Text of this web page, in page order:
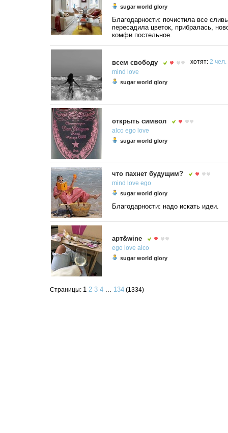
sugar world glory
Благодарности: почистила все
пересадила цветок, прибралась,
комфи постельное.
всем свободу хотят: 2 чел.
mind
love
sugar world glory
открыть символ
alco ego love
sugar world glory
что пахнет будущим?
mind love ego
sugar world glory
Благодарности: надо искать идеи.
арт&wine
ego love alco
sugar world glory
Страницы: 1 2 3 4 ... 134 (1334)